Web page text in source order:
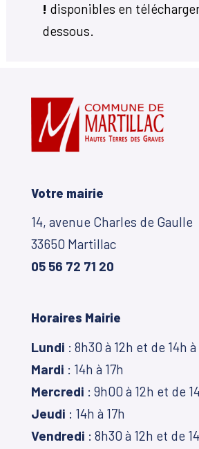
! disponibles en
dessous.
Votre mairie
14, avenue Charles de Gaulle
33650 Martillac
05 56 72 71 20
Horaires Mairie
Lundi : 8h30 à 12h et de 14h à
Mardi : 14h à 17h
Mercredi : 9h00 à 12h et de
Jeudi : 14h à 17h
Vendredi : 8h30 à 12h et de